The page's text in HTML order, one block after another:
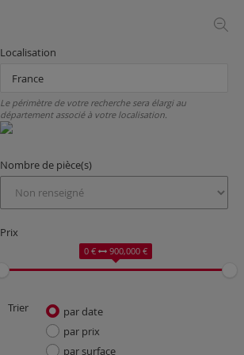
Localisation
Le périmètre de votre recherche sera élargi au
département associé à votre localisation.
Nombre de pièce(s)
Prix
0 € 900,000 €
Trier
par date
par prix
par surface